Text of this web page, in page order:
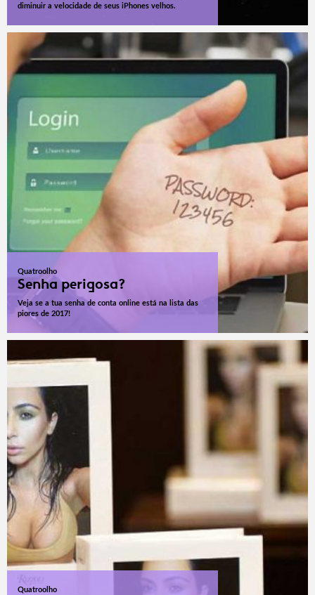
diminuir a velocidade de seus iPhones velhos.
Quatroolho
Senha perigosa?
Veja se a tua senha de conta online está na lista das
piores de 2017!
Quatroolho